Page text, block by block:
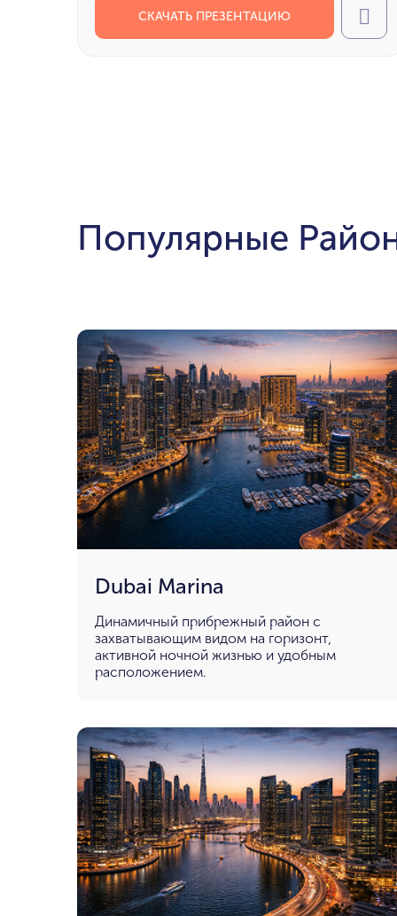
СКАЧАТЬ ПРЕЗЕНТАЦИЮ
Популярные
Dubai Marina
Динамичный прибрежный район с
захватывающим видом на горизонт,
активной ночной жизнью и удобным
расположением.